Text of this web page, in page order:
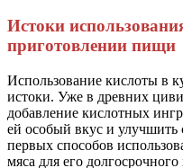
Истоки
приготовлении пищи
Использование кислоты в
истоки. Уже в древних
добавление кислотных
ей особый вкус и
первых способов
мяса для его